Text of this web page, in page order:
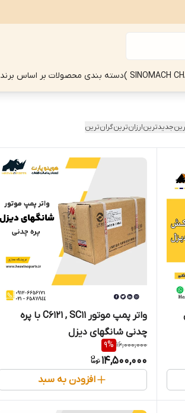
دسته بندی محصولات بر اساس برند
جدیدترینارزان‌ترینگران‌ترین
واتر پمپ موتور C6121 , SC11 با پره
چدنی شانگهای دیزل
16,000,000
9%
14,500,000
افزودن به سبد